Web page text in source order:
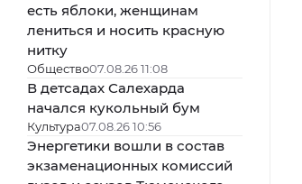
есть яблоки, женщинам
лениться и носить красную
нитку
Общество07.08.26 11:08
В детсадах Салехарда
начался кукольный бум
Культура07.08.26 10:56
Энергетики вошли в состав
экзаменационных комиссий